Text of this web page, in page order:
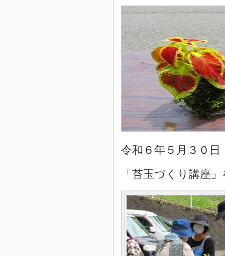
令和６年５月３０
「苔玉づくり講座